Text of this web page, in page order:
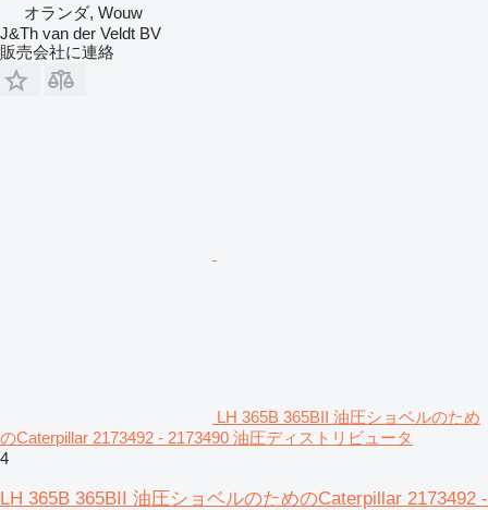
オランダ, Wouw
J&Th van der Veldt BV
販売会社に連絡
LH 365B 365BII 油圧ショベルのため
のCaterpillar 2173492 - 2173490 油圧ディストリビュータ
4
LH 365B 365BII 油圧ショベルのためのCaterpillar 2173492 -